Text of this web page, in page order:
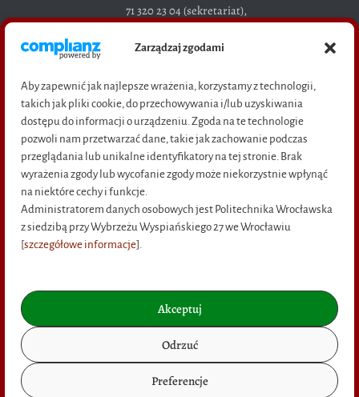
Zarządzaj zgodami
Aby zapewnić jak najlepsze wrażenia, korzystamy z technologii,
takich jak pliki cookie, do przechowywania i/lub uzyskiwania
dostępu do informacji o urządzeniu. Zgoda na te technologie
pozwoli nam przetwarzać dane, takie jak zachowanie podczas
przeglądania lub unikalne identyfikatory na tej stronie. Brak
wyrażenia zgody lub wycofanie zgody może niekorzystnie wpłynąć
na niektóre cechy i funkcje.
Administratorem danych osobowych jest Politechnika Wrocławska
z siedzibą przy Wybrzeżu Wyspiańskiego 27 we Wrocławiu
[szczegółowe informacje].
Akceptuj
Odrzuć
Preferencje
71 320 23 04 (sekretariat),
Adres: pl. Grunwaldzki 11,
(bud D-21, wejście C, pok. M-16)
Shortcuts
ABOUT US
CONTACT
PAYMENT METHODS
PRIVACY POLICY